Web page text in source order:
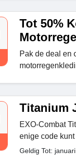
Tot 50%
Pak de deal en
Titanium
EXO-Combat
enige code
Geldig Tot: